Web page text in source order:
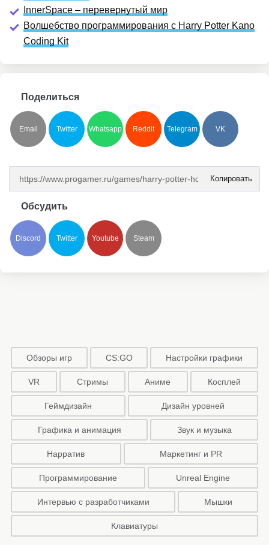
InnerSpace – перевернутый мир
Волшебство программирования с Harry Potter Kano
Coding Kit
Поделиться
Email Twitter Whatsapp Reddit Telegram VK
Копировать
Обсудить
Discord Twitter Youtube Steam
Обзоры игр CS:GO Настройки графики
VR Стримы Аниме Косплей
Геймдизайн Дизайн уровней
Графика и анимация Звук и музыка
Нарратив Маркетинг и PR
Программирование Unreal Engine
Интервью с разработчиками Мышки
Клавиатуры